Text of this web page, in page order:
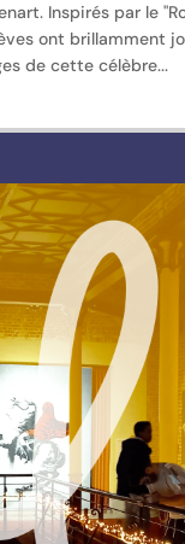
Inspirés par le
ont brillamment
de cette célèbre...